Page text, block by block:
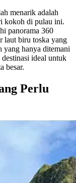
menarik adalah
kokoh di pulau ini.
panorama 360
laut biru toska yang
yang hanya ditemani
ideal untuk
besar.
Perlu